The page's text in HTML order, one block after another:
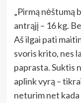
„Pirmą nėštumą
antrąjį – 16 kg.
Aš ilgai pati
svoris krito, nes
paprasta. Suktis
aplink vyrą –
neturim net kada